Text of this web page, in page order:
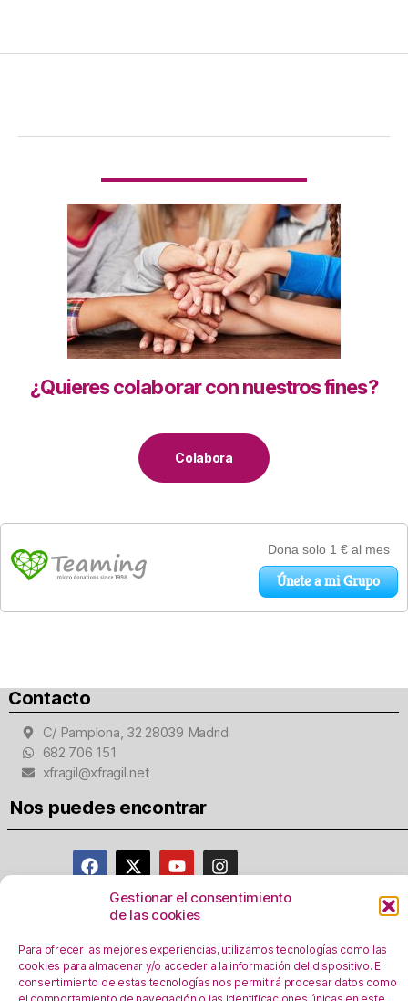
Gestionar el consentimiento
de las cookies
Para ofrecer las mejores experiencias, utilizamos tecnologías como las
cookies para almacenar y/o acceder a la información del dispositivo. El
consentimiento de estas tecnologías nos permitirá procesar datos como
¿Quieres colaborar con nuestros fines?
Colabora
Contacto
C/ Pamplona, 32 28039 Madrid
682 706 151
xfragil@xfragil.net
Nos puedes encontrar
Política de privacidad
Registro Actividades como responsables del
tratamiento